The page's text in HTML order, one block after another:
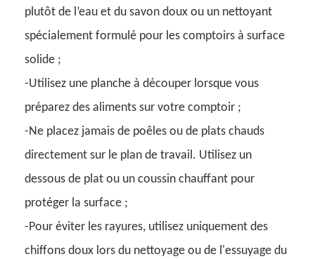
plutôt de l’eau et du savon doux ou un nettoyant
spécialement formulé pour les comptoirs à surface
solide ;
-Utilisez une planche à découper lorsque vous
préparez des aliments sur votre comptoir ;
-Ne placez jamais de poêles ou de plats chauds
directement sur le plan de travail. Utilisez un
dessous de plat ou un coussin chauffant pour
protéger la surface ;
-Pour éviter les rayures, utilisez uniquement des
chiffons doux lors du nettoyage ou de l'essuyage du